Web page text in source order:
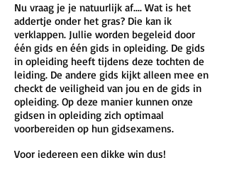
Nu vraag je je natuurlijk af.... Wat is het
addertje onder het gras? Die kan ik
verklappen. Jullie worden begeleid door
één gids en één gids in opleiding. De gids
in opleiding heeft tijdens deze tochten de
leiding. De andere gids kijkt alleen mee en
checkt de veiligheid van jou en de gids in
opleiding. Op deze manier kunnen onze
gidsen in opleiding zich optimaal
voorbereiden op hun gidsexamens.
Voor iedereen een dikke win dus!